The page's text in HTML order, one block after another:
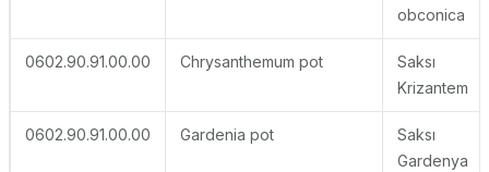
obconica
0602.90.91.00.00 Chrysanthemum pot
Saksı
Krizantem
0602.90.91.00.00 Gardenia pot
Saksı
Gardenya